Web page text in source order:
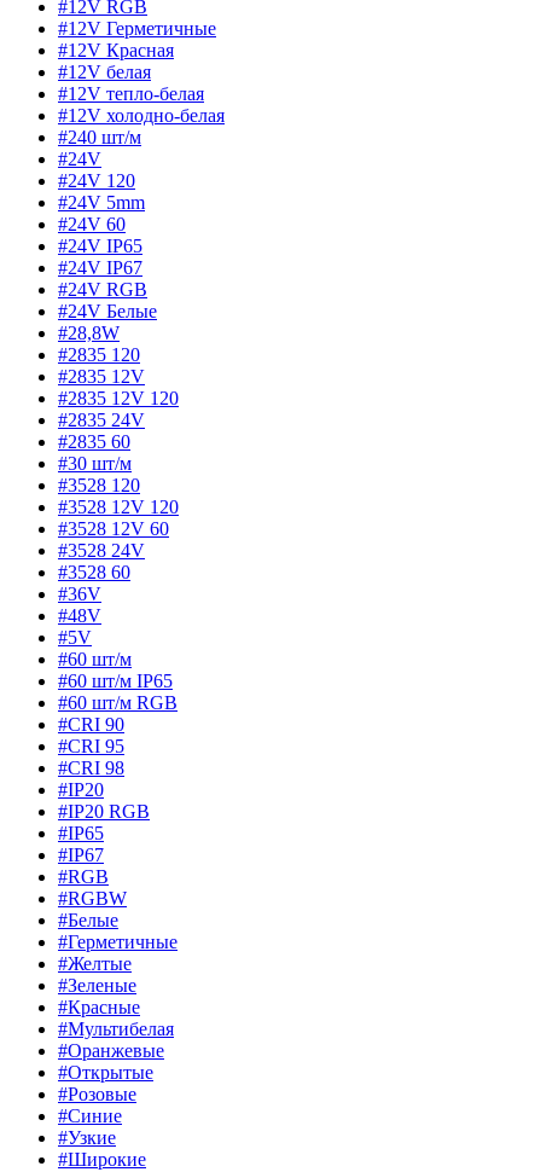
#12V RGB
#12V Герметичные
#12V Красная
#12V белая
#12V тепло-белая
#12V холодно-белая
#240 шт/м
#24V
#24V 120
#24V 5mm
#24V 60
#24V IP65
#24V IP67
#24V RGB
#24V Белые
#28,8W
#2835 120
#2835 12V
#2835 12V 120
#2835 24V
#2835 60
#30 шт/м
#3528 120
#3528 12V 120
#3528 12V 60
#3528 24V
#3528 60
#36V
#48V
#5V
#60 шт/м
#60 шт/м IP65
#60 шт/м RGB
#CRI 90
#CRI 95
#CRI 98
#IP20
#IP20 RGB
#IP65
#IP67
#RGB
#RGBW
#Белые
#Герметичные
#Желтые
#Зеленые
#Красные
#Мультибелая
#Оранжевые
#Открытые
#Розовые
#Синие
#Узкие
#Широкие